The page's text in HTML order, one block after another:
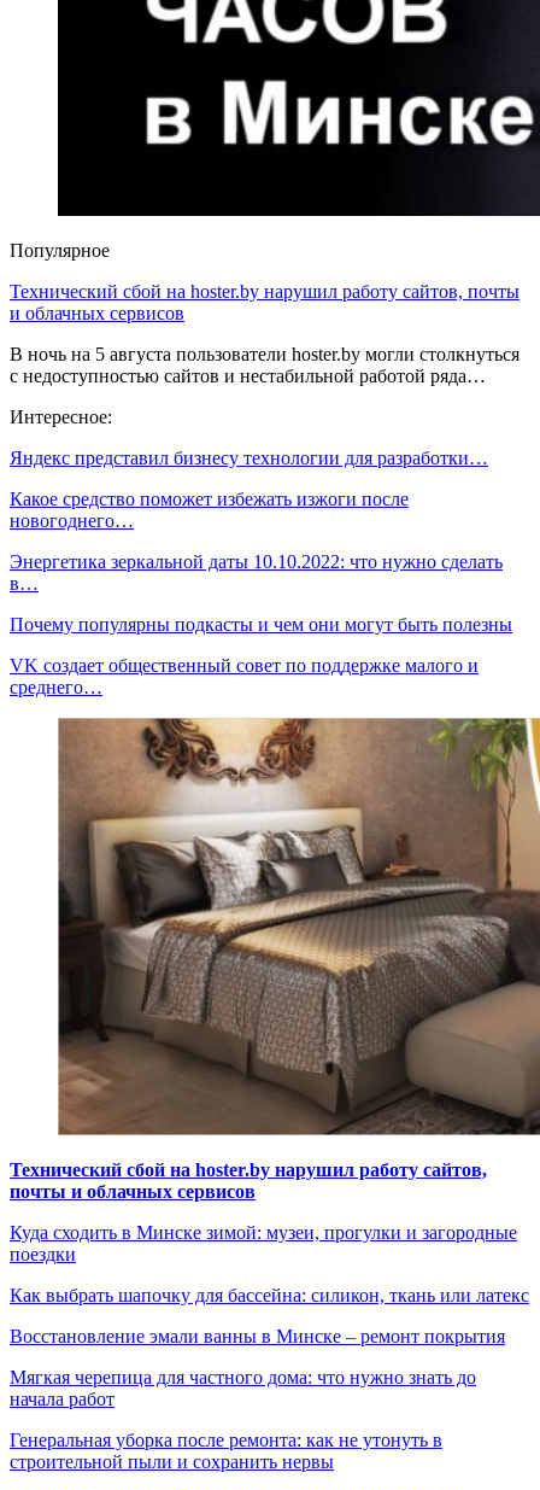
Популярное
Технический сбой на hoster.by нарушил работу сайтов, почты
и облачных сервисов
В ночь на 5 августа пользователи hoster.by могли столкнуться
с недоступностью сайтов и нестабильной работой ряда…
Интересное:
Яндекс представил бизнесу технологии для разработки…
Какое средство поможет избежать изжоги после
новогоднего…
Энергетика зеркальной даты 10.10.2022: что нужно сделать
в…
Почему популярны подкасты и чем они могут быть полезны
VK создает общественный совет по поддержке малого и
среднего…
Технический сбой на hoster.by нарушил работу сайтов,
почты и облачных сервисов
Куда сходить в Минске зимой: музеи, прогулки и загородные
поездки
Как выбрать шапочку для бассейна: силикон, ткань или латекс
Восстановление эмали ванны в Минске – ремонт покрытия
Мягкая черепица для частного дома: что нужно знать до
начала работ
Генеральная уборка после ремонта: как не утонуть в
строительной пыли и сохранить нервы